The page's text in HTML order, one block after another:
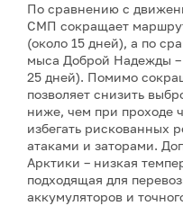
По сравнению с
СМП сокращает
(около 15 дней), а по
мыса Доброй Надежды
25 дней). Помимо
позволяет снизить
ниже, чем при проходе
избегать рискованных
атаками и заторами.
Арктики – низкая
подходящая для
аккумуляторов и